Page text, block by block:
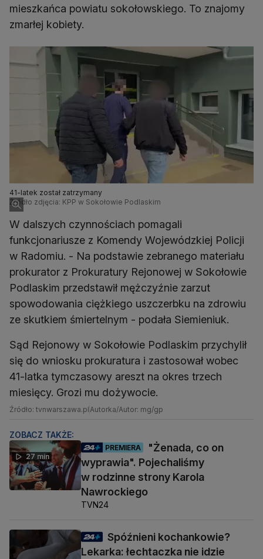
mieszkańca powiatu sokołowskiego. To znajomy
zmarłej kobiety.
41-latek został zatrzymany
Źródło zdjęcia: KPP w Sokołowie Podlaskim
W dalszych czynnościach pomagali
funkcjonariusze z Komendy Wojewódzkiej Policji
w Radomiu. - Na podstawie zebranego materiału
prokurator z Prokuratury Rejonowej w Sokołowie
Podlaskim przedstawił mężczyźnie zarzut
spowodowania ciężkiego uszczerbku na zdrowiu
ze skutkiem śmiertelnym - podała Siemieniuk.
Sąd Rejonowy w Sokołowie Podlaskim przychylił
się do wniosku prokuratura i zastosował wobec
41-latka tymczasowy areszt na okres trzech
miesięcy. Grozi mu dożywocie.
Źródło: tvnwarszawa.plAutorka/Autor: mg/gp
ZOBACZ TAKŻE:
27 min
PREMIERA
"Żenada, co on
wyprawia". Pojechaliśmy
w rodzinne strony Karola
Nawrockiego
TVN24
Spóźnieni kochankowie?
Lekarka: łechtaczka nie idzie